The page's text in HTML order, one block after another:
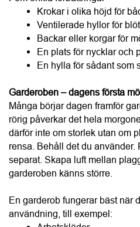
Garderoben – dagens första
Många börjar dagen framför
rörig påverkar det hela
därför inte om storlek utan om
rensa. Behåll det du använder.
separat. Skapa luft mellan
garderoben känns större.
En garderob fungerar bäst när
användning, till exempel:
Arbetskläder
Vardagskläder
Festkläder
Accessoarer
Skor